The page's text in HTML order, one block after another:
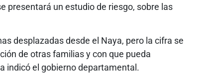
presentará un estudio de riesgo, sobre las
desplazadas desde el Naya, pero la cifra se
de otras familias y con que pueda
indicó el gobierno departamental.